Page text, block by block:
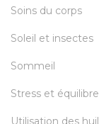
Soins du corps
Soleil et insectes
Sommeil
Stress et
Utilisation des